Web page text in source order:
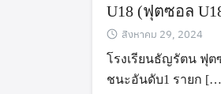
U18 (ฟุตซอล
สิงหาคม 29, 2024
โรงเรียนธัญรัตน ฟุต
ชนะอันดับ1 รายก